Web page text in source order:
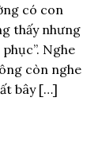
có con
thấy nhưng
Nghe
còn nghe
bây […]